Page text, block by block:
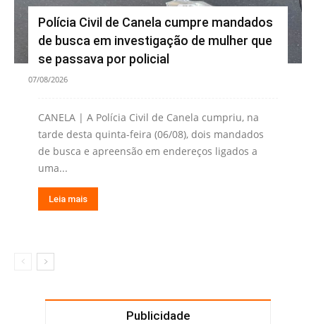
Polícia Civil de Canela cumpre mandados
de busca em investigação de mulher que
se passava por policial
07/08/2026
CANELA | A Polícia Civil de Canela cumpriu, na
tarde desta quinta-feira (06/08), dois mandados
de busca e apreensão em endereços ligados a
uma...
Leia mais
Publicidade